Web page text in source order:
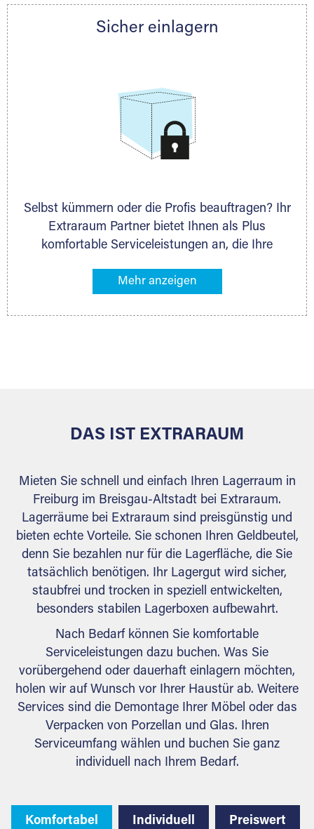
persönlich hinsichtlich Lagervolumen und zu
Sicher einlagern
Selbst kümmern oder die Profis beauftragen? Ihr
Extraraum Partner bietet Ihnen als Plus
komfortable Serviceleistungen an, die Ihre
gehören z. B. Verpackungsservice, Lieferung von
Ihr Lagergut wird bei Ihrem Extraraum Partner
DAS IST EXTRARAUM
Mieten Sie schnell und einfach Ihren Lagerraum in
Freiburg im Breisgau-Altstadt bei Extraraum.
Lagerräume bei Extraraum sind preisgünstig und
bieten echte Vorteile. Sie schonen Ihren Geldbeutel,
denn Sie bezahlen nur für die Lagerfläche, die Sie
tatsächlich benötigen. Ihr Lagergut wird sicher,
staubfrei und trocken in speziell entwickelten,
besonders stabilen Lagerboxen aufbewahrt.
Nach Bedarf können Sie komfortable
Serviceleistungen dazu buchen. Was Sie
vorübergehend oder dauerhaft einlagern möchten,
holen wir auf Wunsch vor Ihrer Haustür ab. Weitere
Services sind die Demontage Ihrer Möbel oder das
Verpacken von Porzellan und Glas. Ihren
Serviceumfang wählen und buchen Sie ganz
individuell nach Ihrem Bedarf.
Komfortabel Individuell Preiswert